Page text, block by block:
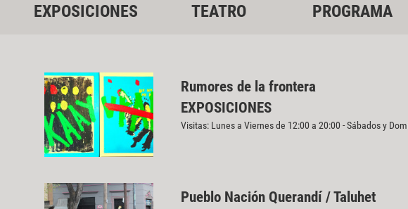
EXPOSICIONES TEATRO PROGRAMA
Rumores de la frontera
EXPOSICIONES
Visitas: Lunes a Viernes de 12:00 a 20:00 - Sábados y
Pueblo Nación Querandí / Taluhet